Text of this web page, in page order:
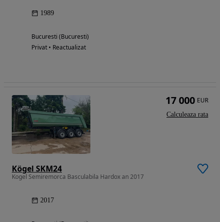
1989
Bucuresti (Bucuresti)
Privat • Reactualizat
Kögel SKM24
Kogel Semiremorca Basculabila Hardox an 2017
2017
17 000 EUR
Calculeaza rata